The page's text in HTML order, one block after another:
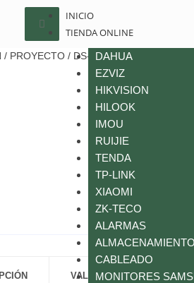
INICIO
TIENDA ONLINE
DAHUA
EZVIZ
HIKVISION
HILOOK
IMOU
RUIJIE
TENDA
TP-LINK
XIAOMI
ZK-TECO
ALARMAS
ALMACENAMIENTO
CABLEADO
MONITORES
/ PROYECTO / DS-D6055UN-D/S
VALORACIONES (0)